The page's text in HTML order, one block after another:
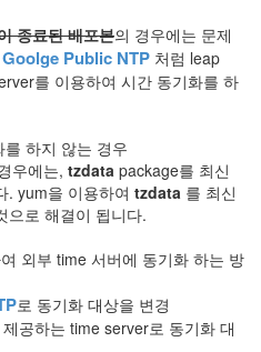
종료된 배포본의 경우에는 문제
Goolge Public NTP 처럼 leap
를 이용하여 시간 동기화를 하
하지 않는 경우
우에는, tzdata package를 최신
. yum을 이용하여 tzdata 를 최신
으로 해결이 됩니다.
외부 time 서버에 동기화 하는 방
로 동기화 대상을 변경
공하는 time server로 동기화 대